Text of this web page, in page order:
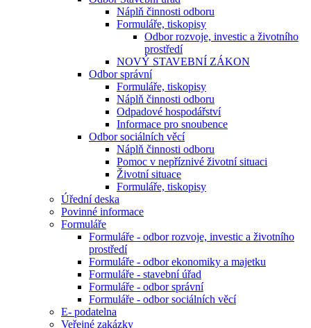
Náplň činnosti odboru
Formuláře, tiskopisy
Odbor rozvoje, investic a životního
prostředí
NOVÝ STAVEBNÍ ZÁKON
Odbor správní
Formuláře, tiskopisy
Náplň činnosti odboru
Odpadové hospodářství
Informace pro snoubence
Odbor sociálních věcí
Náplň činnosti odboru
Pomoc v nepříznivé životní situaci
Životní situace
Formuláře, tiskopisy
Úřední deska
Povinné informace
Formuláře
Formuláře - odbor rozvoje, investic a životního
prostředí
Formuláře - odbor ekonomiky a majetku
Formuláře - stavební úřad
Formuláře - odbor správní
Formuláře - odbor sociálních věcí
E- podatelna
Veřejné zakázky